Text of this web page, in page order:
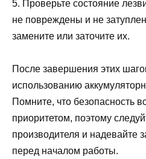
5. Проверьте состояние
не повреждены и не
замените или заточите их.
После завершения этих
использованию
Помните, что безопасность
приоритетом, поэтому
производителя и надевайте
перед началом работы.